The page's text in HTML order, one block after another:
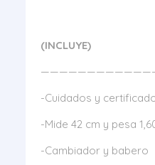
(INCLUYE)
-Cuidados y
-Mide 42 cm y pesa
-Cambiador y babero